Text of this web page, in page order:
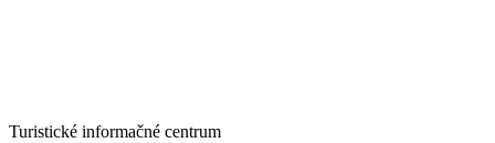
Turistické informačné centrum